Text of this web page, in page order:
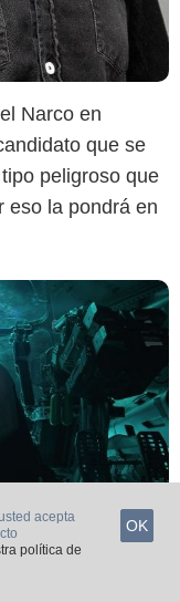
Narco en
que se
peligroso que
eso la pondrá en
acepta
política de
OK